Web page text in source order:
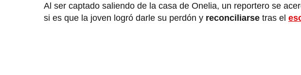
Al ser captado saliendo de la casa de Onelia, un reportero se
si es que la joven logró darle su perdón y reconciliarse tras el